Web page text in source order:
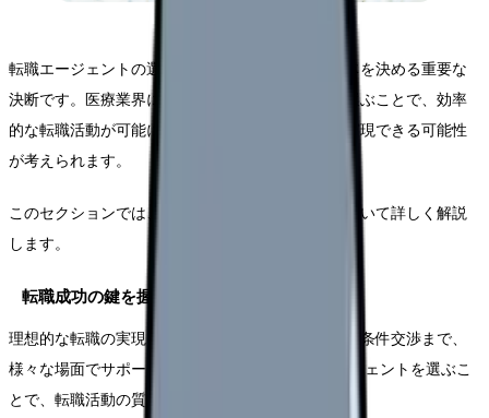
転職エージェントの選択は、あなたの転職活動全体を決める重要な
決断です。医療業界に特化した転職活動を正しく選ぶことで、効率
的な転職活動が可能になり、希望に沿った転職を実現できる可能性
が考えられます。
このセクションでは、選択の重要性とその影響について詳しく解説
します。
転職成功の鍵を握るエージェント選択
理想的な転職の実現に向けて、市場動向の分析から条件交渉まで、
様々な場面でサポートを提供します。 正しいエージェントを選ぶこ
とで、転職活動の質が大きく向上します。